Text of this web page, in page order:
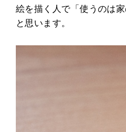
絵を描く人で「使うのは
と思います。